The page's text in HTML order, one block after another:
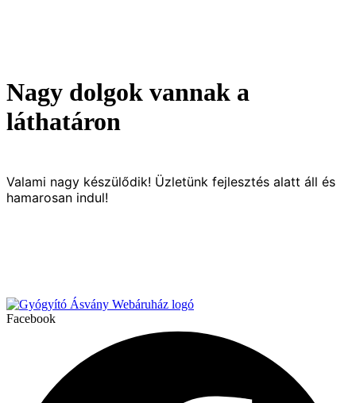
Nagy dolgok vannak a
láthatáron
Valami nagy készülődik! Üzletünk fejlesztés alatt áll és
hamarosan indul!
Facebook